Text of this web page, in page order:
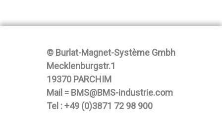
© Burlat-Magnet-Système Gmbh
Mecklenburgstr.1
19370 PARCHIM
Mail = BMS@BMS-industrie.com
Tel : +49 (0)3871 72 98 900